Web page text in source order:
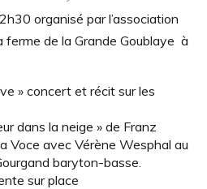
organisé par l’association
ferme de la Grande Goublaye à
» concert et récit sur les
dans la neige » de Franz
Voce avec Vérène Wesphal au
baryton-basse.
sur place